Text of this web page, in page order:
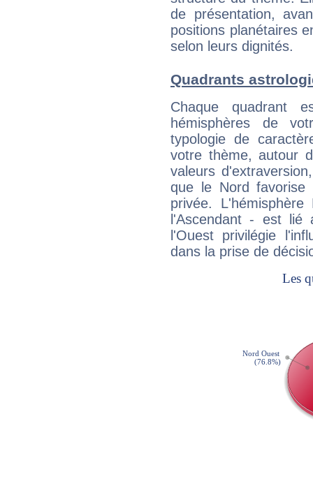
de présentation,
positions planétaires
selon leurs dignités.
Quadrants
Chaque quadrant
hémisphères de
typologie de
votre thème, autour
valeurs
que le Nord favorise
privée.
l'Ascendant - est
l'Ouest privilégie
dans la prise de